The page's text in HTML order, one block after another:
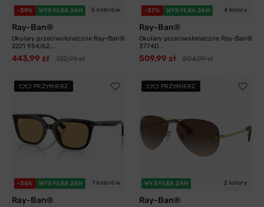
-39% WYSYŁKA 24H 5 kolorów
Ray-Ban®
Okulary przeciwsłoneczne Ray-Ban®
2221 954/62...
443,99 zł 722,99 zł
-37% WYSYŁKA 24H 4 kolory
Ray-Ban®
Okulary przeciwsłoneczne Ray-Ban®
3774D...
509,99 zł 806,99 zł
PRZYMIERZ
-36% WYSYŁKA 24H 7 kolorów
Ray-Ban®
PRZYMIERZ
WYSYŁKA 24H 2 kolory
Ray-Ban®